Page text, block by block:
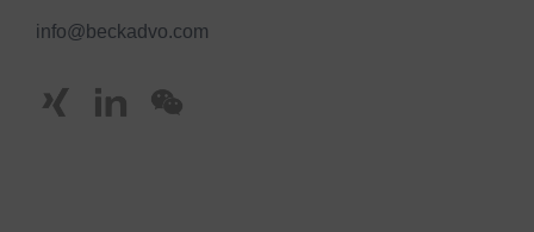
info@beckadvo.com